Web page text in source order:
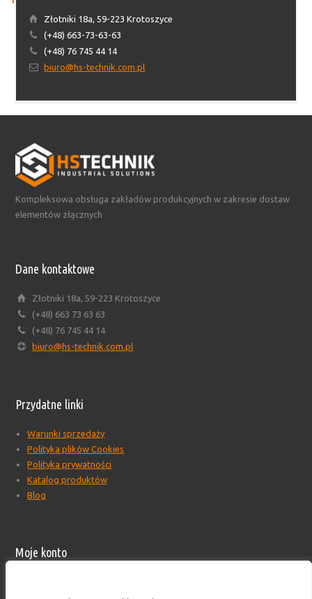
Złotniki 18a, 59-223 Krotoszyce
(+48) 663-73-63-63
(+48) 76 745 44 14
biuro@hs-technik.com.pl
Kompleksowa obsługa zakładów produkcyjnych w zakresie dostaw
elementów złącznych
Dane kontaktowe
Złotniki 18a, 59-223 Krotoszyce
(+48) 663 73 63 63
(+48) 76 745 44 14
biuro@hs-technik.com.pl
Przydatne linki
Warunki sprzedaży
Polityka plików Cookies
Polityka prywatności
Katalog produktów
Blog
Moje konto
Formularz wyceny produktów